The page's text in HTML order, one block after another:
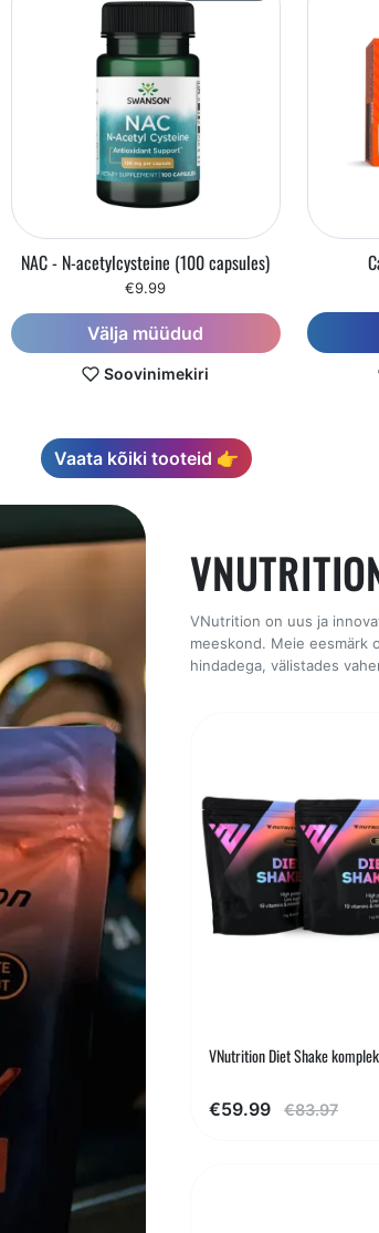
NAC - N-acetylcysteine (100 capsules)
€9.99
Välja müüdud
Soovinimekiri
Vaata kõiki tooteid 👉
VNutrition on uus ja
meeskond. Meie eesmärk
hindadega, välistades
VNutrition Diet Shake
€59.99 €83.97